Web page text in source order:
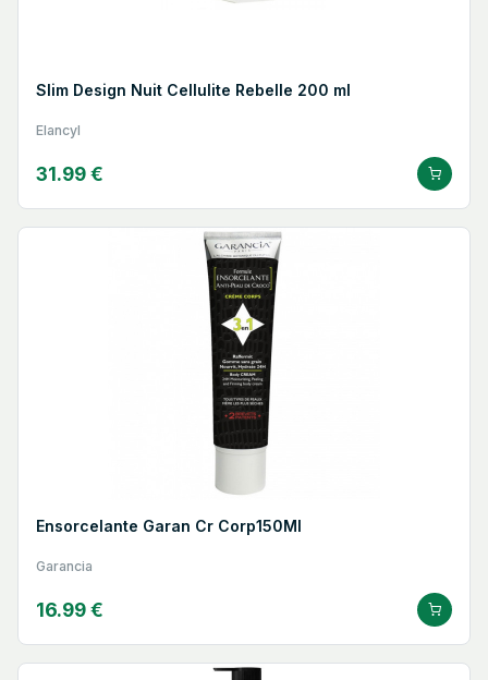
Slim Design Nuit Cellulite Rebelle 200 ml
Elancyl
31.99 €
Ensorcelante Garan Cr Corp150Ml
Garancia
16.99 €